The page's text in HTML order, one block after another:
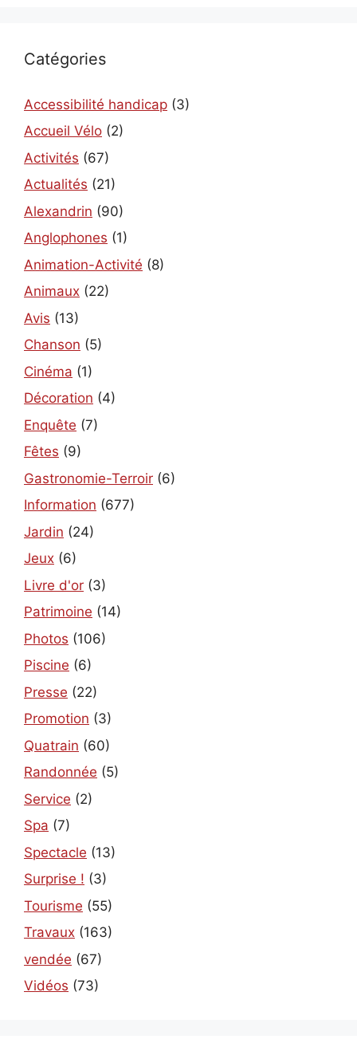
Catégories
Accessibilité handicap (3)
Accueil Vélo (2)
Activités (67)
Actualités (21)
Alexandrin (90)
Anglophones (1)
Animation-Activité (8)
Animaux (22)
Avis (13)
Chanson (5)
Cinéma (1)
Décoration (4)
Enquête (7)
Fêtes (9)
Gastronomie-Terroir (6)
Information (677)
Jardin (24)
Jeux (6)
Livre d'or (3)
Patrimoine (14)
Photos (106)
Piscine (6)
Presse (22)
Promotion (3)
Quatrain (60)
Randonnée (5)
Service (2)
Spa (7)
Spectacle (13)
Surprise ! (3)
Tourisme (55)
Travaux (163)
vendée (67)
Vidéos (73)